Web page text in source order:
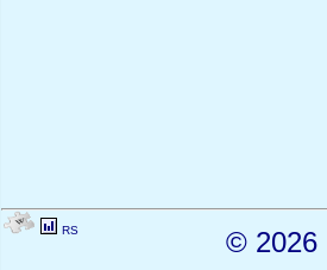
RS © 2026